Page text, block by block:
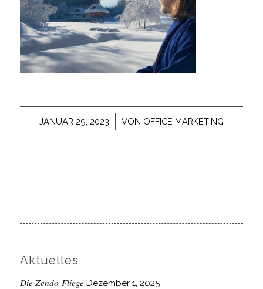
JANUAR 29, 2023
/ VON OFFICE MARKETING
Aktuelles
Die Zendo-Fliege Dezember 1, 2025